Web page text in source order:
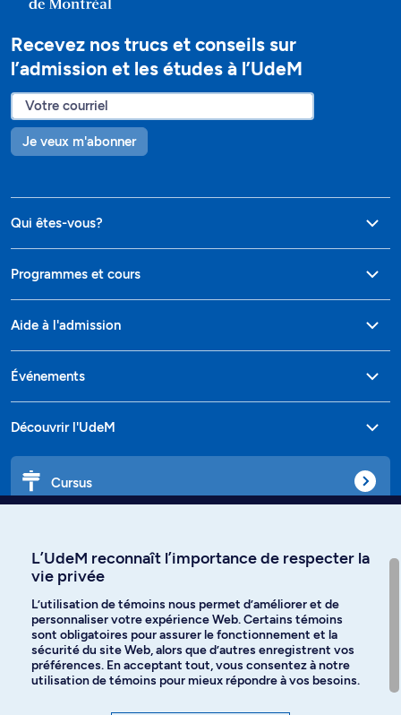
Recevez nos trucs et conseils sur
l’admission et les études à l’UdeM
Je veux m'abonner
Qui êtes-vous?
Programmes et cours
Aide à l'admission
Événements
Découvrir l'UdeM
Cursus
Langues
Facebook Instagram
L’UdeM reconnaît l’importance de respecter la
vie privée
L’utilisation de témoins nous permet d’améliorer et de
personnaliser votre expérience Web. Certains témoins
sont obligatoires pour assurer le fonctionnement et la
sécurité du site Web, alors que d’autres enregistrent vos
préférences. En acceptant tout, vous consentez à notre
utilisation de témoins pour mieux répondre à vos besoins.